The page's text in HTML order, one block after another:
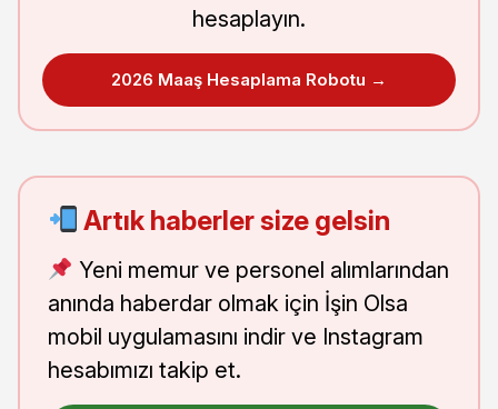
hesaplayın.
2026 Maaş Hesaplama Robotu →
Artık haberler size gelsin
Yeni memur ve personel alımlarından
anında haberdar olmak için İşin Olsa
mobil uygulamasını indir ve Instagram
hesabımızı takip et.